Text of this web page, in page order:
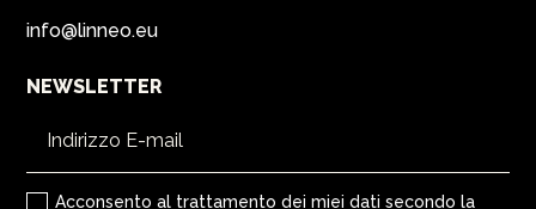
info@linneo.eu
NEWSLETTER
Acconsento al trattamento dei miei dati secondo la